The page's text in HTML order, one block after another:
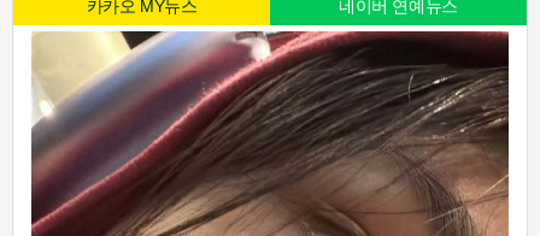
카카오 MY뉴스 네이버 연예뉴스